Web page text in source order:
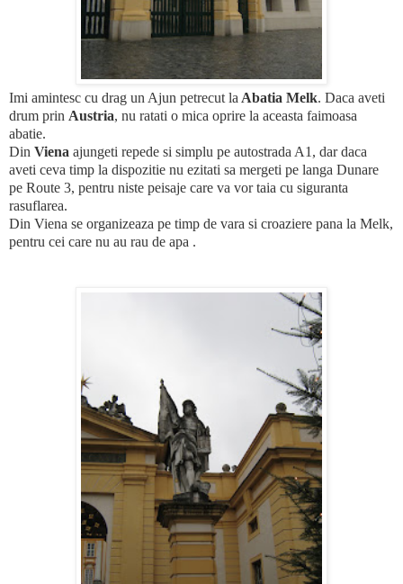
Imi amintesc cu drag un Ajun petrecut la Abatia Melk. Daca aveti
drum prin Austria, nu ratati o mica oprire la aceasta faimoasa
abatie.
Din Viena ajungeti repede si simplu pe autostrada A1, dar daca
aveti ceva timp la dispozitie nu ezitati sa mergeti pe langa Dunare
pe Route 3, pentru niste peisaje care va vor taia cu siguranta
rasuflarea.
Din Viena se organizeaza pe timp de vara si croaziere pana la Melk,
pentru cei care nu au rau de apa .